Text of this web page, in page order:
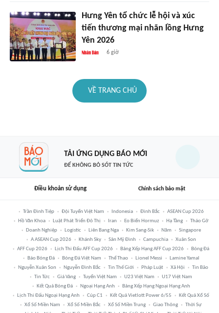
Hưng Yên tổ chức lễ hội và xúc
tiến thương mại nhãn lồng Hưng
Yên 2026
6 giờ
VỀ TRANG CHỦ
TẢI ỨNG DỤNG BÁO MỚI
ĐỂ KHÔNG BỎ SÓT TIN TỨC
Điều khoản sử dụng Chính sách bảo mật
Trần Đình Tiệp Đội Tuyển Việt Nam Indonesia Đình Bắc
ASEAN Cup 2026
Hồ Văn Khoa
Luật Phát Triển Đô Thị Iran Eo Biển Hormuz Hạ Tầng
Tháo Gỡ
Doanh Nghiệp
Logistic Liên Bang Nga Kim Sang-Sik Năm
Singapore
A ASEAN Cup 2026
Khánh Sky Sân Mỹ Đình Campuchia
Xuân Son
AFF Cup 2026
Lịch Thi Đấu AFF Cup 2026 Bảng Xếp Hạng AFF Cup 2026
Bóng Đá
Báo Bóng Đá
Bóng Đá Việt Nam Thể Thao Lionel Messi
Lamine Yamal
Nguyễn Xuân Son
Nguyễn Đình Bắc Tin Thế Giới Pháp Luật Xã Hội
Tin Bão
Tin Tức
Giá Vàng Tuyển Việt Nam U23 Việt Nam
U17 Việt Nam
Kết Quả Bóng Đá
Ngoại Hạng Anh
Bảng Xếp Hạng Ngoại Hạng Anh
Lịch Thi Đấu Ngoại Hạng Anh
Cúp C1 Kết Quả Vietlott Power 6/55
Kết Quả Xổ Số
Xổ Số Miền Nam
Xổ Số Miền Bắc Xổ Số Miền Trung Giao Thông
Thời Sự